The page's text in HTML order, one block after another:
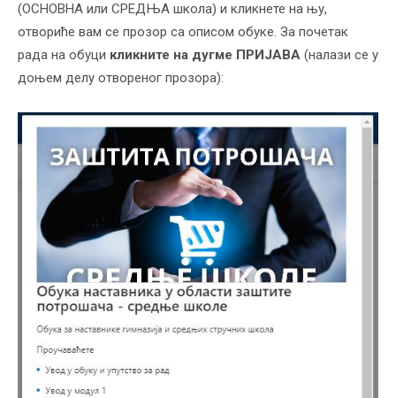
(ОСНОВНА или СРЕДЊА школа) и кликнете на њу,
отвориће вам се прозор са описом обуке. За почетак
рада на обуци кликните на дугме ПРИЈАВА (налази се у
доњем делу отвореног прозора):